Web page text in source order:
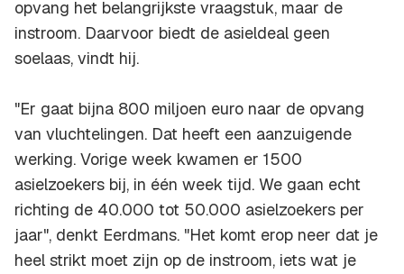
opvang het belangrijkste vraagstuk, maar de
instroom. Daarvoor biedt de asieldeal geen
soelaas, vindt hij.
"Er gaat bijna 800 miljoen euro naar de opvang
van vluchtelingen. Dat heeft een aanzuigende
werking. Vorige week kwamen er 1500
asielzoekers bij, in één week tijd. We gaan echt
richting de 40.000 tot 50.000 asielzoekers per
jaar", denkt Eerdmans. "Het komt erop neer dat je
heel strikt moet zijn op de instroom, iets wat je